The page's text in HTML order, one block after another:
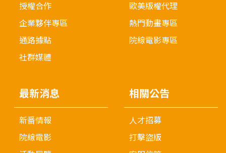
授權合作
企業夥伴專區
通路據點
社群媒體
歐美版權代理
熱門動畫專區
院線電影專區
最新消息
新番情報
院線電影
相關公告
人才招募
打擊盜版